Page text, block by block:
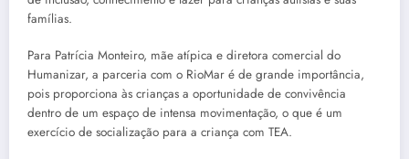
famílias.
Para Patrícia Monteiro, mãe atípica e diretora comercial do
Humanizar, a parceria com o RioMar é de grande importância,
pois proporciona às crianças a oportunidade de convivência
dentro de um espaço de intensa movimentação, o que é um
exercício de socialização para a criança com TEA.